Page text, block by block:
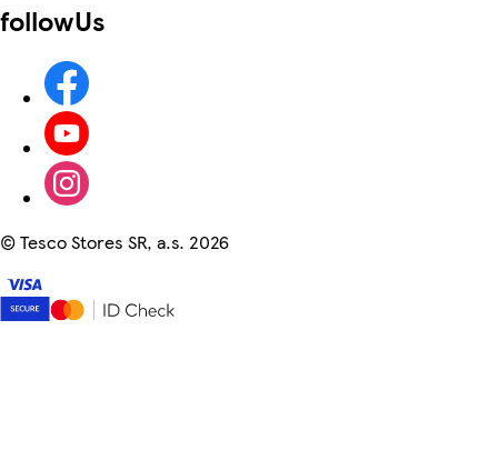
followUs
©Tesco Stores SR, a.s. 2026